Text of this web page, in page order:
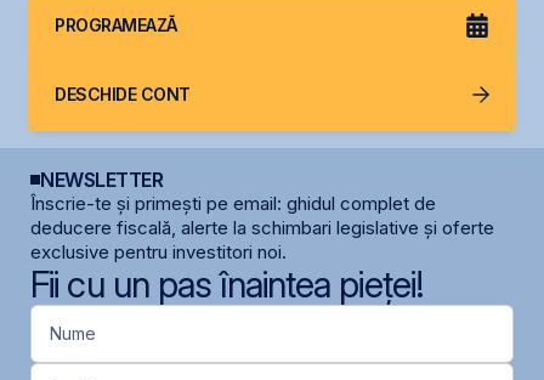
PROGRAMEAZĂ
DESCHIDE CONT
NEWSLETTER
Înscrie-te și primești pe email: ghidul complet de
deducere fiscală, alerte la schimbari legislative și oferte
exclusive pentru investitori noi.
Fii cu un pas înaintea pieței!
Nume